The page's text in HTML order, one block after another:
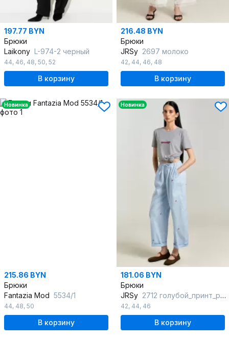
197.77 BYN
Брюки
Laikony L-974-2 черный
44, 46, 48, 50, 52
В корзину
216.48 BYN
Брюки
JRSy 2697 молоко
42, 44, 46, 48
В корзину
Новинка
215.86 BYN
Брюки
Fantazia Mod 5534/1
44, 48, 50
В корзину
Новинка
181.06 BYN
Брюки
JRSy 2712 голубой_принт_роз.вишенки
42, 44, 46
В корзину